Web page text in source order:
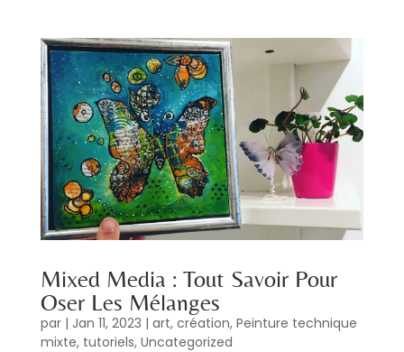
Mixed Media : Tout Savoir Pour
Oser Les Mélanges
par | Jan 11, 2023 | art, création, Peinture technique
mixte, tutoriels, Uncategorized